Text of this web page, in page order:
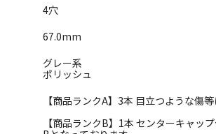
4穴
67.0mm
グレー系
ポリッシュ
【商品ランクA】3本 目立つような傷
【商品ランクB】1本 センターキャッ